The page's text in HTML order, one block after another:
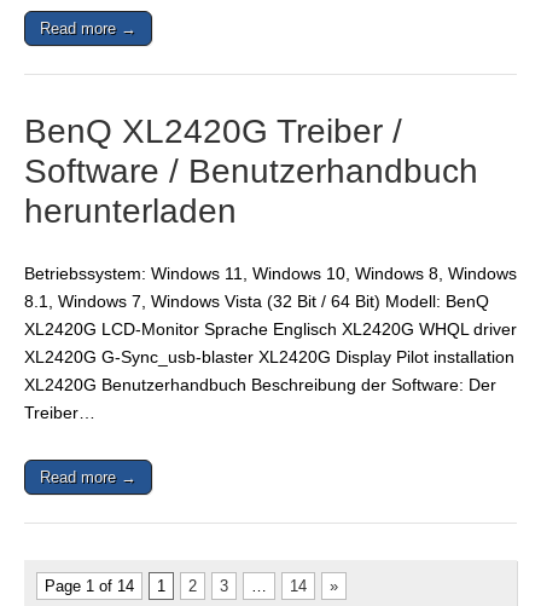
Read more →
BenQ XL2420G Treiber /
Software / Benutzerhandbuch
herunterladen
Betriebssystem: Windows 11, Windows 10, Windows 8, Windows
8.1, Windows 7, Windows Vista (32 Bit / 64 Bit) Modell: BenQ
XL2420G LCD-Monitor Sprache Englisch XL2420G WHQL driver
XL2420G G-Sync_usb-blaster XL2420G Display Pilot installation
XL2420G Benutzerhandbuch Beschreibung der Software: Der
Treiber…
Read more →
Page 1 of 14 1 2 3 … 14 »